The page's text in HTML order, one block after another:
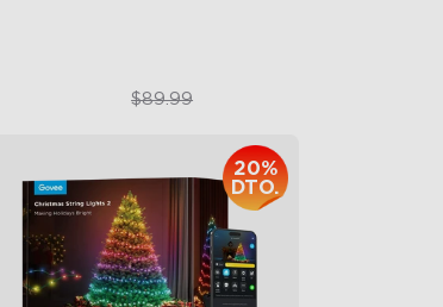
$69.99$89.99
20%
DTO.